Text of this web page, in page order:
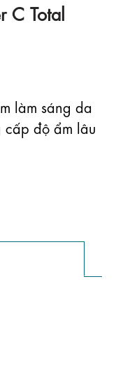
C Total
làm sáng da
cấp độ ẩm lâu